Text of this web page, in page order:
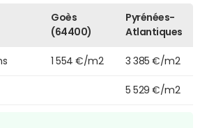
Goès
(64400)
Pyrénées-
Atlantiques
1 554 €/m2 3 385 €/m2
5 529 €/m2